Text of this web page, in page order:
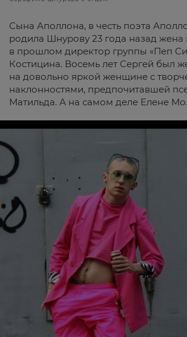
Сына Аполлона, в честь поэта
родила Шнурову 23 года назад
в прошлом директор группы «Пеп
Костицина. Восемь лет Сергей был
на довольно яркой женщине с
наклонностями, предпочитавшей
Матильда. А на самом деле Елене